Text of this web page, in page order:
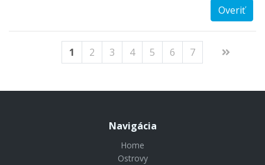
Overiť
1 2 3 4 5 6 7
Navigácia
Home
Ostrovy